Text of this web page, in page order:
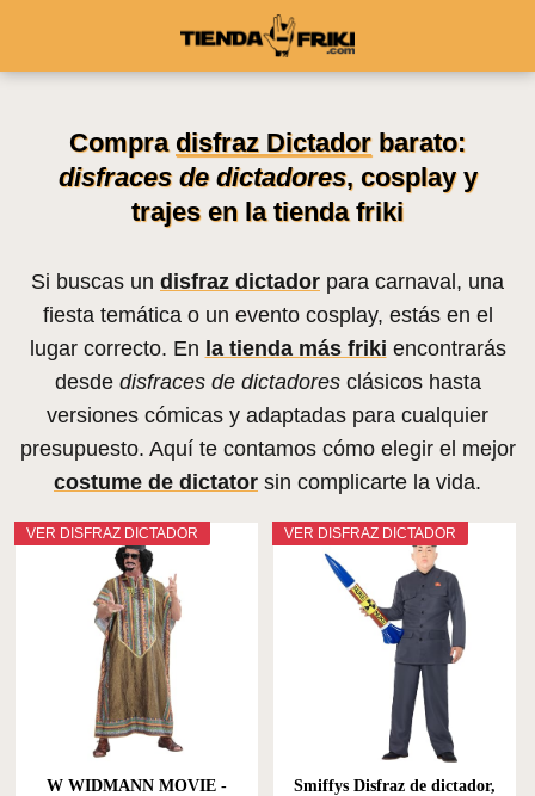
Compra disfraz Dictadorbarato:
disfraces de dictadores, cosplay y
trajes en la tienda friki
Si buscas un disfraz dictador para carnaval, una
fiesta temática o un evento cosplay, estás en el
lugar correcto. En la tienda más friki encontrarás
desde disfraces de dictadoresclásicos hasta
versiones cómicas y adaptadas para cualquier
presupuesto. Aquí te contamos cómo elegir el mejor
costume de dictator sin complicarte la vida.
VER DISFRAZ DICTADOR
W WIDMANN MOVIE -
VER DISFRAZ DICTADOR
Smiffys Disfraz de dictador,